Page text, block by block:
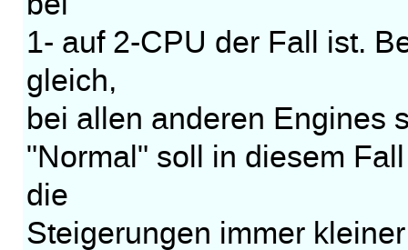
1- auf 2-CPU der Fall ist.
gleich,
bei allen anderen Engines
"Normal" soll in diesem
die
Steigerungen immer